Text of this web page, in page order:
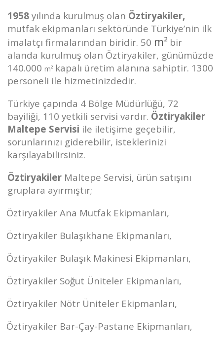
1958 yılında kurulmuş olan Öztiryakiler,
mutfak ekipmanları sektöründe Türkiye’nin ilk
imalatçı firmalarından biridir. 50 m² bir
alanda kurulmuş olan Öztiryakiler, günümüzde
140.000 m² kapalı üretim alanına sahiptir. 1300
personeli ile hizmetinizdedir.
Türkiye çapında 4 Bölge Müdürlüğü, 72
bayiliği, 110 yetkili servisi vardır. Öztiryakiler
Maltepe Servisi ile iletişime geçebilir,
sorunlarınızı giderebilir, isteklerinizi
karşılayabilirsiniz.
Öztiryakiler Maltepe Servisi, ürün satışını
gruplara ayırmıştır;
Öztiryakiler Ana Mutfak Ekipmanları,
Öztiryakiler Bulaşıkhane Ekipmanları,
Öztiryakiler Bulaşık Makinesi Ekipmanları,
Öztiryakiler Soğut Üniteler Ekipmanları,
Öztiryakiler Nötr Üniteler Ekipmanları,
Öztiryakiler Bar-Çay-Pastane Ekipmanları,